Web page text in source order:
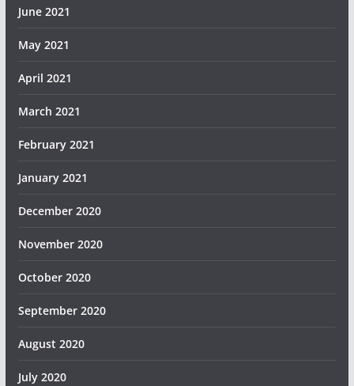
June 2021
May 2021
April 2021
March 2021
February 2021
January 2021
December 2020
November 2020
October 2020
September 2020
August 2020
July 2020